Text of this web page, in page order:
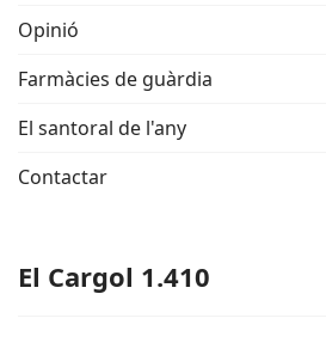
Opinió
Farmàcies de guàrdia
El santoral de l'any
Contactar
El Cargol 1.410